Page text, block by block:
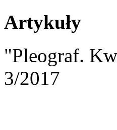
Artykuły
"Pleograf.
3/2017